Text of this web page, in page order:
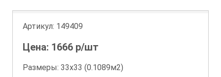
Артикул: 149409
Цена: 1666 р/шт
Размеры: 33х33 (0.1089м2)